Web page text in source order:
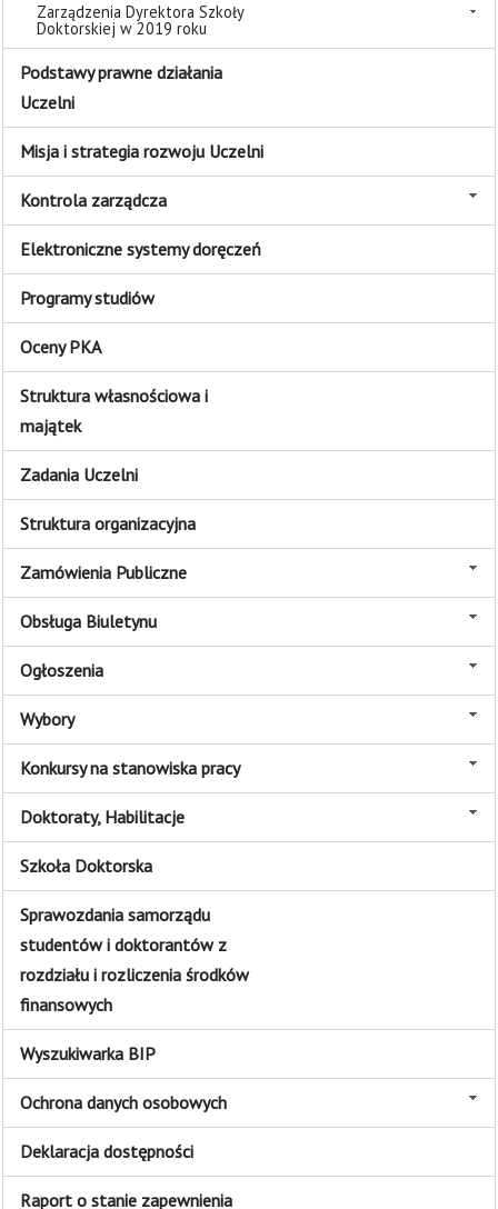
Zarządzenia Dyrektora Szkoły
Doktorskiej w 2019 roku
Podstawy prawne działania
Uczelni
Misja i strategia rozwoju Uczelni
Kontrola zarządcza
Elektroniczne systemy doręczeń
Programy studiów
Oceny PKA
Struktura własnościowa i
majątek
Zadania Uczelni
Struktura organizacyjna
Zamówienia Publiczne
Obsługa Biuletynu
Ogłoszenia
Wybory
Konkursy na stanowiska pracy
Doktoraty, Habilitacje
Szkoła Doktorska
Sprawozdania samorządu
studentów i doktorantów z
rozdziału i rozliczenia środków
finansowych
Wyszukiwarka BIP
Ochrona danych osobowych
Deklaracja dostępności
Raport o stanie zapewnienia